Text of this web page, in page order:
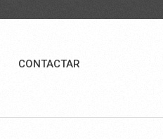
CONTACTAR